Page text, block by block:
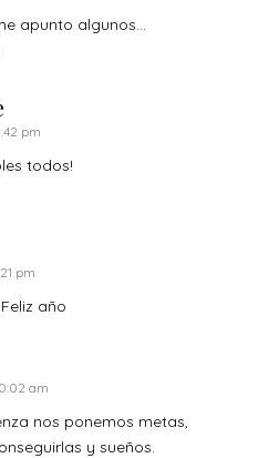
apunto algunos…
pm
todos!
pm
año
am
nos ponemos metas,
y sueños.